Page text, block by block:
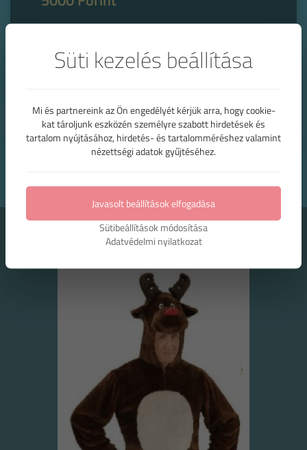
Eladási ár:
7000 Forint
Vissza
Kapcsolódó termékek
Süti kezelés beállítása
Mi és partnereink az Ön engedélyét kérjük arra, hogy cookie-
kat tároljunk eszközén személyre szabott hirdetések és
tartalom nyújtásához, hirdetés- és tartalomméréshez valamint
nézettségi adatok gyűjtéséhez.
Javasolt beállítások elfogadása
Sütibeállítások módosítása
Adatvédelmi nyilatkozat